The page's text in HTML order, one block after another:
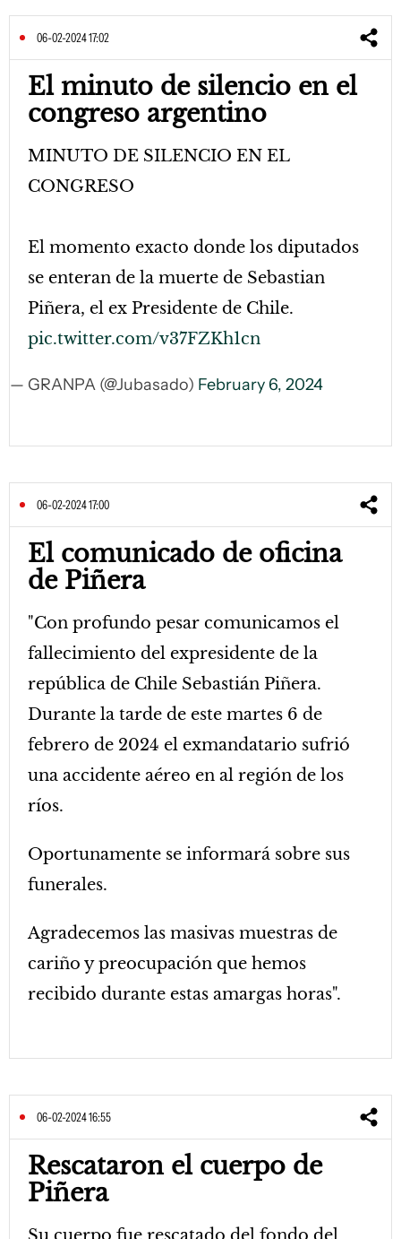
06-02-2024 17:02
El minuto de silencio en el
congreso argentino
MINUTO DE SILENCIO EN EL
CONGRESO
El momento exacto donde los diputados
se enteran de la muerte de Sebastian
Piñera, el ex Presidente de Chile.
pic.twitter.com/v37FZKh1cn
— GRANPA (@Jubasado) February 6, 2024
06-02-2024 17:00
El comunicado de oficina
de Piñera
"Con profundo pesar comunicamos el
fallecimiento del expresidente de la
república de Chile Sebastián Piñera.
Durante la tarde de este martes 6 de
febrero de 2024 el exmandatario sufrió
una accidente aéreo en al región de los
ríos.
Oportunamente se informará sobre sus
funerales.
Agradecemos las masivas muestras de
cariño y preocupación que hemos
recibido durante estas amargas horas".
06-02-2024 16:55
Rescataron el cuerpo de
Piñera